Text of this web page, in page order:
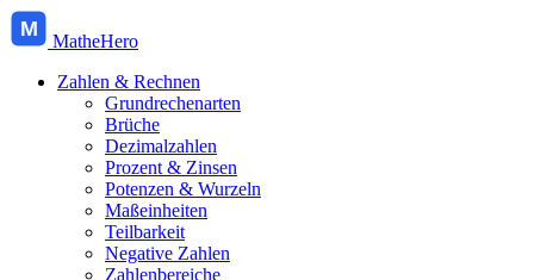
M
MatheHero
Zahlen & Rechnen
Grundrechenarten
Brüche
Dezimalzahlen
Prozent & Zinsen
Potenzen & Wurzeln
Maßeinheiten
Teilbarkeit
Negative Zahlen
Zahlenbereiche